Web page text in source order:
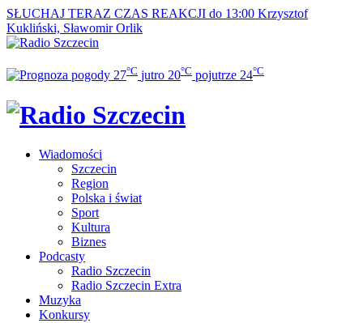
SŁUCHAJ TERAZ CZAS REAKCJI do 13:00 Krzysztof
Kukliński, Sławomir Orlik
27°C jutro 20°C pojutrze 24°C
Wiadomości
Szczecin
Region
Polska i świat
Sport
Kultura
Biznes
Podcasty
Radio Szczecin
Radio Szczecin Extra
Muzyka
Konkursy